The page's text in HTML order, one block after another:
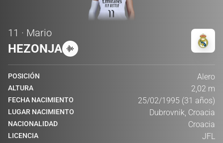
11 · Mario
HEZONJA
POSICIÓN Alero
ALTURA 2,02 m
FECHA NACIMIENTO 25/02/1995 (31 años)
LUGAR NACIMIENTO Dubrovnik, Croacia
NACIONALIDAD Croacia
LICENCIA JFL